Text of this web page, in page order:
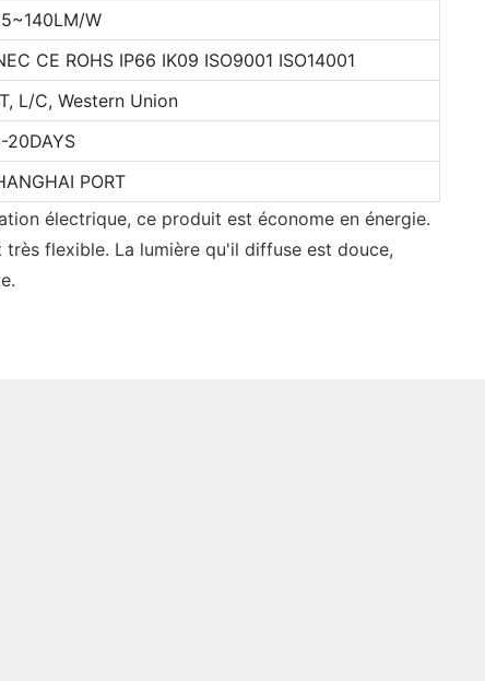
W
CE ROHS IP66 IK09 ISO9001 ISO14001
L/C, Western Union
20DAYS
PORT
électrique, ce produit est économe en énergie.
flexible. La lumière qu'il diffuse est douce,